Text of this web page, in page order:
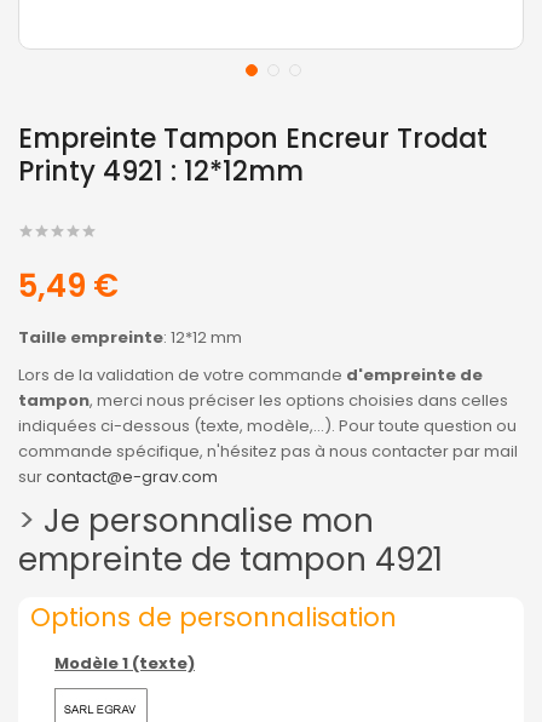
Empreinte Tampon Encreur Trodat
Printy 4921 : 12*12mm
5,49 €
Taille empreinte: 12*12 mm
Lors de la validation de votre commande d'empreinte de
tampon, merci nous préciser les options choisies dans celles
indiquées ci-dessous (texte, modèle,...). Pour toute question ou
commande spécifique, n'hésitez pas à nous contacter par mail
surcontact@e-grav.com
> Je personnalise mon
empreinte de tampon 4921
Options de personnalisation
Modèle 1 (texte)